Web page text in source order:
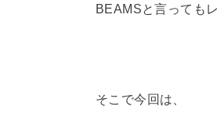
BEAMSと言っても
そこで今回は、